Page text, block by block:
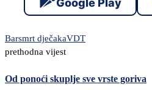
Barsmrt dječakaVDT
prethodna vijest
Od ponoći skuplje sve vrste goriva